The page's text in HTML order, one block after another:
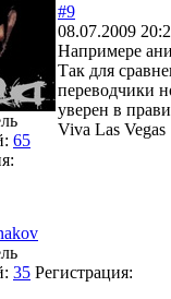
65
#9
08.07.2009
Напримере
Так для
переводчики
уверен в
Viva Las Vegas
35 Регистрация: